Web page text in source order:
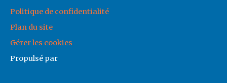
Politique de confidentialité
Plan du site
Gérer les cookies
Propulsé par